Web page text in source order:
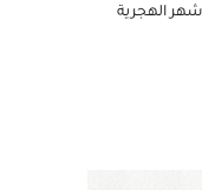
هذا
مهاراته
الهجرية